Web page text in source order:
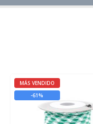
MÁS VENDIDO
-61%